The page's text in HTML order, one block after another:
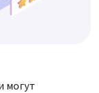
могут